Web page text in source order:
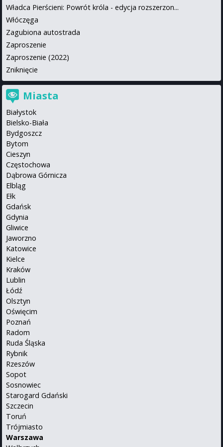
Władca Pierścieni: Powrót króla - edycja rozszerzon...
Włóczęga
Zagubiona autostrada
Zaproszenie
Zaproszenie (2022)
Zniknięcie
Miasta
Białystok
Bielsko-Biała
Bydgoszcz
Bytom
Cieszyn
Częstochowa
Dąbrowa Górnicza
Elbląg
Ełk
Gdańsk
Gdynia
Gliwice
Jaworzno
Katowice
Kielce
Kraków
Lublin
Łódź
Olsztyn
Oświęcim
Poznań
Radom
Ruda Śląska
Rybnik
Rzeszów
Sopot
Sosnowiec
Starogard Gdański
Szczecin
Toruń
Trójmiasto
Warszawa